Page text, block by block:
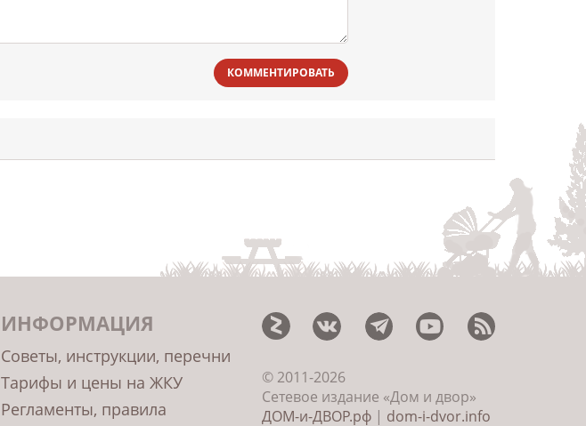
КОММЕНТИРОВАТЬ
ИНФОРМАЦИЯ
Советы, инструкции, перечни
Тарифы и цены на ЖКУ
Регламенты, правила
© 2011-2026
Сетевое издание «Дом и двор»
ДОМ-и-ДВОР.рф| dom-i-dvor.info